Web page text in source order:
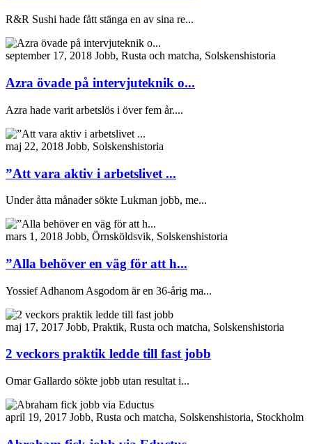
R&R Sushi hade fått stänga en av sina re...
september 17, 2018 Jobb, Rusta och matcha, Solskenshistoria
Azra övade på intervjuteknik o...
Azra hade varit arbetslös i över fem år....
maj 22, 2018 Jobb, Solskenshistoria
”Att vara aktiv i arbetslivet ...
Under åtta månader sökte Lukman jobb, me...
mars 1, 2018 Jobb, Örnsköldsvik, Solskenshistoria
”Alla behöver en väg för att h...
Yossief Adhanom Asgodom är en 36-årig ma...
maj 17, 2017 Jobb, Praktik, Rusta och matcha, Solskenshistoria
2 veckors praktik ledde till fast jobb
Omar Gallardo sökte jobb utan resultat i...
april 19, 2017 Jobb, Rusta och matcha, Solskenshistoria, Stockholm